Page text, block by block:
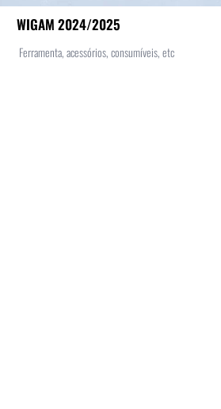
WIGAM 2024/2025
Ferramenta, acessórios, consumíveis, etc